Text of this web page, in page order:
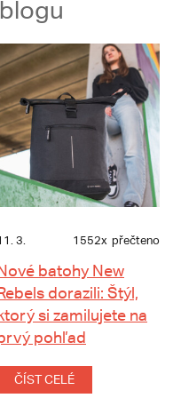
3. 1552x přečteno
batohy New
dorazili: Štýl,
si zamilujete na
pohľad
ČÍST CELÉ